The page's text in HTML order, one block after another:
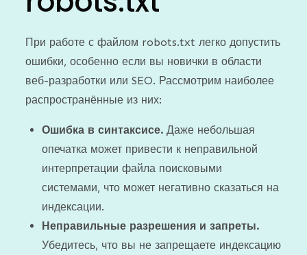
При работе с файлом robots.txt легко допустить
ошибки, особенно если вы новички в области
веб-разработки или SEO. Рассмотрим наиболее
распространённые из них:
Ошибка в синтаксисе. Даже небольшая
опечатка может привести к неправильной
интерпретации файла поисковыми
системами, что может негативно сказаться на
индексации.
Неправильные разрешения и запреты.
Убедитесь, что вы не запрещаете индексацию